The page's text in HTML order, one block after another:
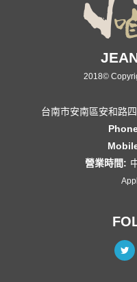
2018©
台南市安南區安和路
營業時間: